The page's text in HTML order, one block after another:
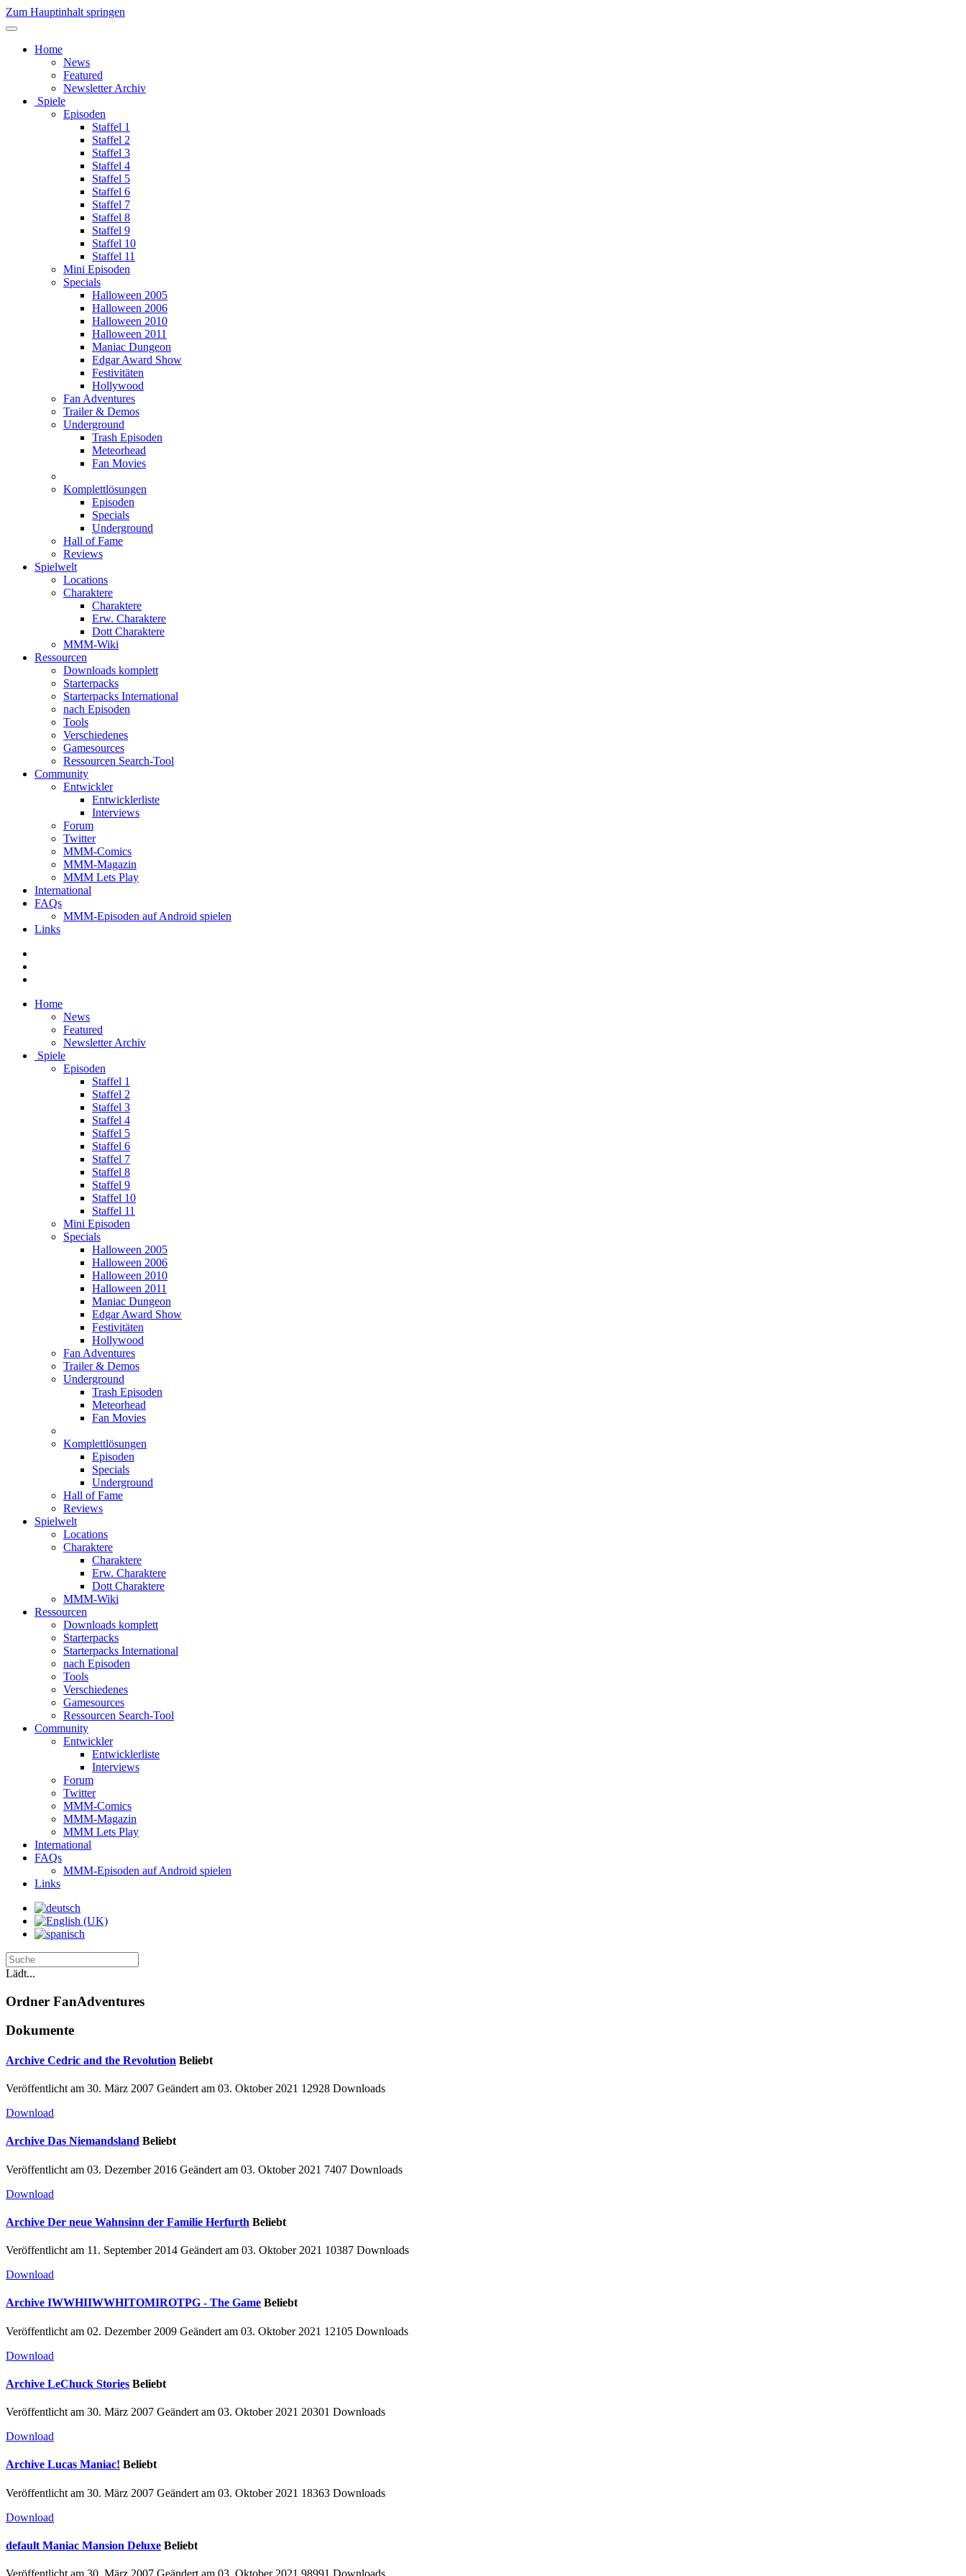
Zum Hauptinhalt springen
Home
News
Featured
Newsletter Archiv
Spiele
Episoden
Staffel 1
Staffel 2
Staffel 3
Staffel 4
Staffel 5
Staffel 6
Staffel 7
Staffel 8
Staffel 9
Staffel 10
Staffel 11
Mini Episoden
Specials
Halloween 2005
Halloween 2006
Halloween 2010
Halloween 2011
Maniac Dungeon
Edgar Award Show
Festivitäten
Hollywood
Fan Adventures
Trailer & Demos
Underground
Trash Episoden
Meteorhead
Fan Movies
Komplettlösungen
Episoden
Specials
Underground
Hall of Fame
Reviews
Spielwelt
Locations
Charaktere
Charaktere
Erw. Charaktere
Dott Charaktere
MMM-Wiki
Ressourcen
Downloads komplett
Starterpacks
Starterpacks International
nach Episoden
Tools
Verschiedenes
Gamesources
Ressourcen Search-Tool
Community
Entwickler
Entwicklerliste
Interviews
Forum
Twitter
MMM-Comics
MMM-Magazin
MMM Lets Play
International
FAQs
MMM-Episoden auf Android spielen
Links
Home
News
Featured
Newsletter Archiv
Spiele
Episoden
Staffel 1
Staffel 2
Staffel 3
Staffel 4
Staffel 5
Staffel 6
Staffel 7
Staffel 8
Staffel 9
Staffel 10
Staffel 11
Mini Episoden
Specials
Halloween 2005
Halloween 2006
Halloween 2010
Halloween 2011
Maniac Dungeon
Edgar Award Show
Festivitäten
Hollywood
Fan Adventures
Trailer & Demos
Underground
Trash Episoden
Meteorhead
Fan Movies
Komplettlösungen
Episoden
Specials
Underground
Hall of Fame
Reviews
Spielwelt
Locations
Charaktere
Charaktere
Erw. Charaktere
Dott Charaktere
MMM-Wiki
Ressourcen
Downloads komplett
Starterpacks
Starterpacks International
nach Episoden
Tools
Verschiedenes
Gamesources
Ressourcen Search-Tool
Community
Entwickler
Entwicklerliste
Interviews
Forum
Twitter
MMM-Comics
MMM-Magazin
MMM Lets Play
International
FAQs
MMM-Episoden auf Android spielen
Links
Lädt...
Ordner FanAdventures
Dokumente
Archive Cedric and the Revolution Beliebt
Veröffentlicht am 30. März 2007 Geändert am 03. Oktober 2021 12928 Downloads
Download
Archive Das Niemandsland Beliebt
Veröffentlicht am 03. Dezember 2016 Geändert am 03. Oktober 2021 7407 Downloads
Download
Archive Der neue Wahnsinn der Familie Herfurth Beliebt
Veröffentlicht am 11. September 2014 Geändert am 03. Oktober 2021 10387 Downloads
Download
Archive IWWHIIWWHITOMIROTPG - The Game Beliebt
Veröffentlicht am 02. Dezember 2009 Geändert am 03. Oktober 2021 12105 Downloads
Download
Archive LeChuck Stories Beliebt
Veröffentlicht am 30. März 2007 Geändert am 03. Oktober 2021 20301 Downloads
Download
Archive Lucas Maniac! Beliebt
Veröffentlicht am 30. März 2007 Geändert am 03. Oktober 2021 18363 Downloads
Download
default Maniac Mansion Deluxe Beliebt